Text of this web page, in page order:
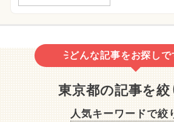
どんな記事をお探しで
東京都の記事を絞
人気キーワードで絞